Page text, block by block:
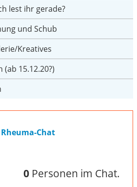
lest ihr gerade?
und Schub
Kreatives
(ab 15.12.20?)
Rheuma-Chat
0Personen im Chat.